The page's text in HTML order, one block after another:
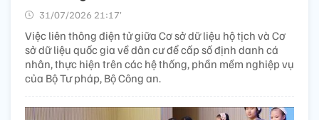
31/07/2026 21:17’
Việc liên thông điện tử giữa Cơ sở dữ liệu hộ tịch và Cơ
sở dữ liệu quốc gia về dân cư để cấp số định danh cá
nhân, thực hiện trên các hệ thống, phần mềm nghiệp vụ
của Bộ Tư pháp, Bộ Công an.